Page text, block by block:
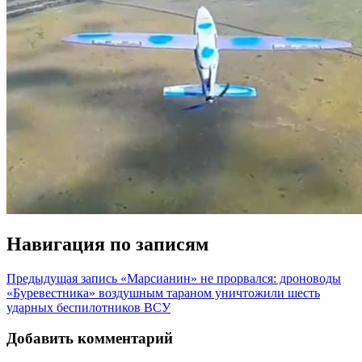
Навигация по записям
Предыдущая запись «Марсианин» не прорвался: дроноводы
«Буревестника» воздушным тараном уничтожили шесть
ударных беспилотников ВСУ
Добавить комментарий